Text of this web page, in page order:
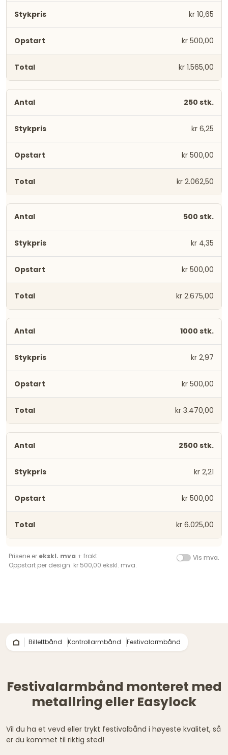
kr 10,65
kr 500,00
kr 1.565,00
250 stk.
kr 6,25
kr 500,00
kr 2.062,50
500 stk.
kr 4,35
kr 500,00
kr 2.675,00
1000 stk.
kr 2,97
kr 500,00
kr 3.470,00
2500 stk.
kr 2,21
kr 500,00
kr 6.025,00
Prisene er ekskl. mva + frakt.
Oppstart per design: kr 500,00 ekskl. mva.
Vis mva.
Billettbånd Kontrollarmbånd Festivalarmbånd
Festivalarmbånd monteret med
metallring eller Easylock
Vil du ha et vevd eller trykt festivalbånd i høyeste kvalitet, så
er du kommet til riktig sted!